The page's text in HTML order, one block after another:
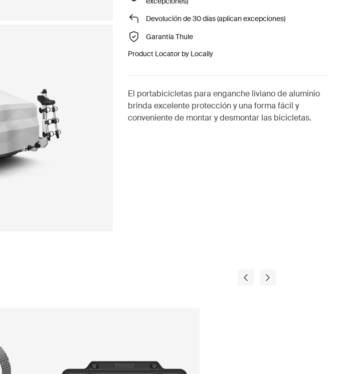
Devolución de 30 días (aplican excepciones)
Garantía Thule
Product Locator by Locally
El portabicicletas para enganche liviano de aluminio
brinda excelente protección y una forma fácil y
conveniente de montar y desmontar las bicicletas.